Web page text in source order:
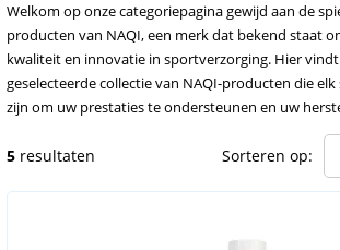
Welkom op onze categoriepagina gewijd aan de
producten van NAQI, een merk dat bekend staat
kwaliteit en innovatie in sportverzorging. Hier
geselecteerde collectie van NAQI-producten die
zijn om uw prestaties te ondersteunen en uw
5 resultaten Sorteren op: